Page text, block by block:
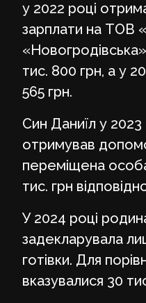
у 2022 році
зарплати на ТОВ
тис. 800 грн, а у
565 грн.
Син Даниїл у
отримував
переміщена
тис. грн
У 2024 році
задекларувала
готівки. Для
вказувалися 30